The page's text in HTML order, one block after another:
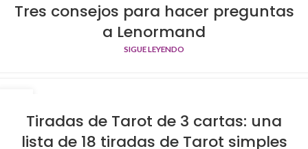
Tres consejos para hacer preguntas
a Lenormand
SIGUE LEYENDO
Tiradas de Tarot de 3 cartas: una
lista de 18 tiradas de Tarot simples